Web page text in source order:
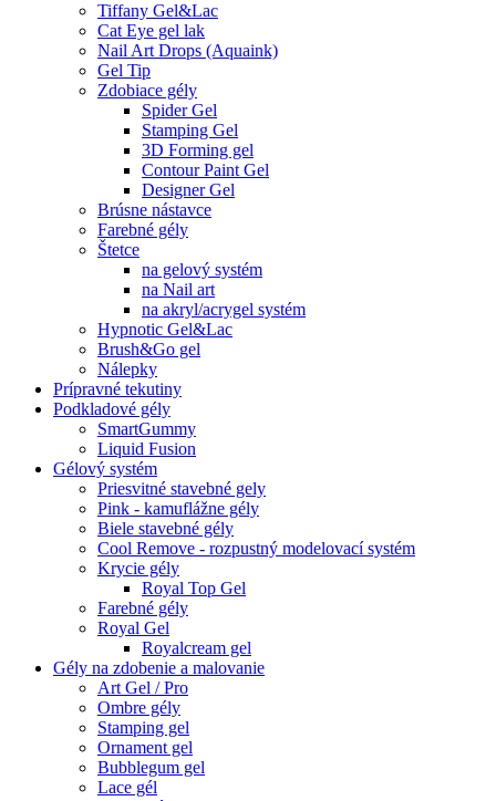
Tiffany Gel&Lac
Cat Eye gel lak
Nail Art Drops (Aquaink)
Gel Tip
Zdobiace gély
Spider Gel
Stamping Gel
3D Forming gel
Contour Paint Gel
Designer Gel
Brúsne nástavce
Farebné gély
Štetce
na gelový systém
na Nail art
na akryl/acrygel systém
Hypnotic Gel&Lac
Brush&Go gel
Nálepky
Prípravné tekutiny
Podkladové gély
SmartGummy
Liquid Fusion
Gélový systém
Priesvitné stavebné gely
Pink - kamuflážne gély
Biele stavebné gély
Cool Remove - rozpustný modelovací systém
Krycie gély
Royal Top Gel
Farebné gély
Royal Gel
Royalcream gel
Gély na zdobenie a malovanie
Art Gel / Pro
Ombre gély
Stamping gel
Ornament gel
Bubblegum gel
Lace gél